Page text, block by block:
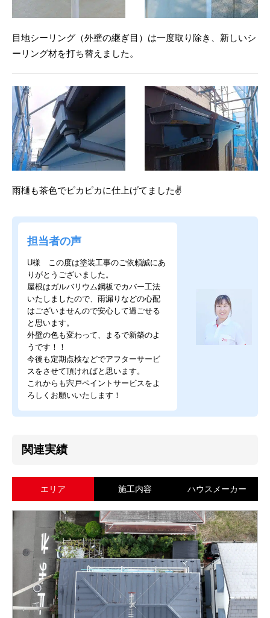
目地シーリング（外壁の継ぎ目）は一度取り除き、新しいシ
ーリング材を打ち替えました。
雨樋も茶色でピカピカに仕上げてました✌
担当者の声
U様 この度は塗装工事のご依頼誠にあ
りがとうございました。
屋根はガルバリウム鋼板でカバー工法
いたしましたので、雨漏りなどの心配
はございませんので安心して過ごせる
と思います。
外壁の色も変わって、まるで新築のよ
うです！！
今後も定期点検などでアフターサービ
スをさせて頂ければと思います。
これからも宍戸ペイントサービスをよ
ろしくお願いいたします！
関連実績
エリア 施工内容 ハウスメーカー